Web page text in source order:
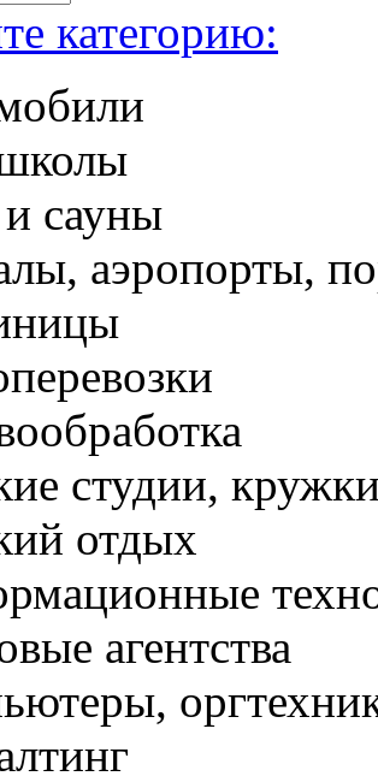
категорию:
сауны
аэропорты,
студии,
отдых
агентства